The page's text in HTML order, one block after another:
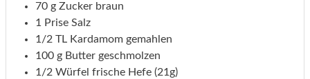
70 g Zucker braun
1 Prise Salz
1/2 TL Kardamom gemahlen
100 g Butter geschmolzen
1/2 Würfel frische Hefe (21g)